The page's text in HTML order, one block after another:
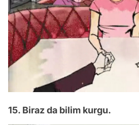
15. Biraz da bilim kurgu.